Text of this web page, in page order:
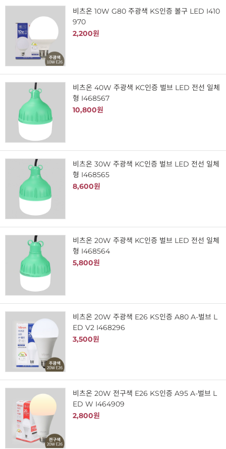
비츠온 10W G80 주광색 KS인증 볼구 LED I410
970
2,200원
비츠온 40W 주광색 KC인증 벌브 LED 전선 일체
형 I468567
10,800원
비츠온 30W 주광색 KC인증 벌브 LED 전선 일체
형 I468565
8,600원
비츠온 20W 주광색 KC인증 벌브 LED 전선 일체
형 I468564
5,800원
비츠온 20W 주광색 E26 KS인증 A80 A-벌브 L
ED V2 I468296
3,500원
비츠온 20W 전구색 E26 KS인증 A95 A-벌브 L
ED W I464909
2,800원